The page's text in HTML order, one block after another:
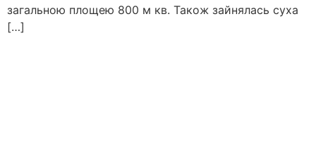
загальною площею 800 м кв. Також зайнялась суха
[…]